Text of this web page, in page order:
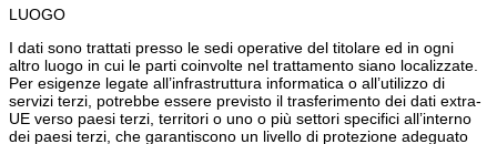
LUOGO
I dati sono trattati presso le sedi operative del titolare ed in ogni
altro luogo in cui le parti coinvolte nel trattamento siano localizzate.
Per esigenze legate all’infrastruttura informatica o all’utilizzo di
servizi terzi, potrebbe essere previsto il trasferimento dei dati extra-
UE verso paesi terzi, territori o uno o più settori specifici all’interno
dei paesi terzi, che garantiscono un livello di protezione adeguato